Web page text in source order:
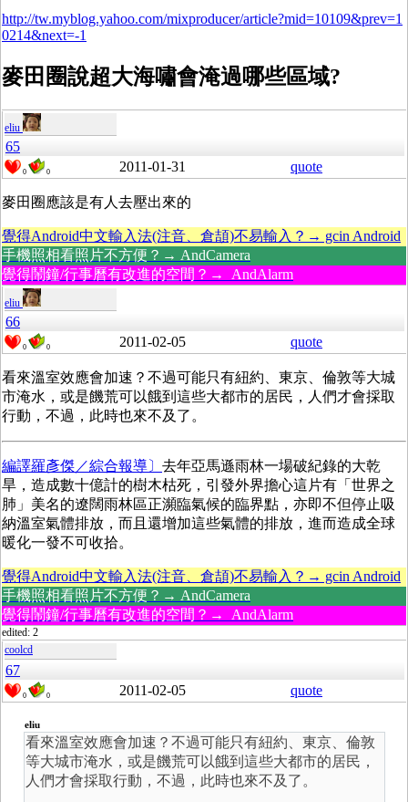
http://tw.myblog.yahoo.com/mixproducer/article?mid=10109&prev=1
0214&next=-1
麥田圈說超大海嘯會淹過哪些區域?
eliu
65
0 0 2011-01-31 quote
麥田圈應該是有人去壓出來的
覺得Android中文輸入法(注音、倉頡)不易輸入？→ gcin Android
手機照相看照片不方便？→ AndCamera
覺得鬧鐘/行事曆有改進的空間？→ AndAlarm
eliu
66
0 0 2011-02-05 quote
看來溫室效應會加速？不過可能只有紐約、東京、倫敦等大城
市淹水，或是饑荒可以餓到這些大都市的居民，人們才會採取
行動，不過，此時也來不及了。
編譯羅彥傑／綜合報導〕 去年亞馬遜雨林一場破紀錄的大乾
旱，造成數十億計的樹木枯死，引發外界擔心這片有「世界之
肺」美名的遼闊雨林區正瀕臨氣候的臨界點，亦即不但停止吸
納溫室氣體排放，而且還增加這些氣體的排放，進而造成全球
暖化一發不可收拾。
覺得Android中文輸入法(注音、倉頡)不易輸入？→ gcin Android
手機照相看照片不方便？→ AndCamera
覺得鬧鐘/行事曆有改進的空間？→ AndAlarm
edited: 2
coolcd
67
0 0 2011-02-05 quote
eliu
看來溫室效應會加速？不過可能只有紐約、東京、倫敦
等大城市淹水，或是饑荒可以餓到這些大都市的居民，
人們才會採取行動，不過，此時也來不及了。